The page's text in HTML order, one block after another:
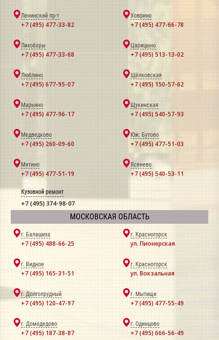
Ленинский пр-т
+7 (495) 477-33-82
Ховрино
+7 (495) 477-66-78
Лихоборы
+7 (495) 477-33-68
Царицыно
+7 (495) 513-13-02
Люблино
+7 (495) 677-95-07
Щёлковская
+7 (495) 150-57-62
Марьино
+7 (495) 477-96-17
Щукинская
+7 (495) 540-57-93
Медведково
+7 (495) 260-09-60
Юж. Бутово
+7 (495) 477-51-03
Митино
+7 (495) 477-51-19
Ясенево
+7 (495) 540-53-11
Кузовной ремонт
+7 (495) 374-98-07
МОСКОВСКАЯ ОБЛАСТЬ
г. Балашиха
+7 (495) 488-66-25
г. Красногорск
ул. Пионерская
г. Видное
+7 (495) 165-31-51
г. Красногорск
ул. Вокзальная
г. Долгопрудный
+7 (495) 120-47-97
г. Мытищи
+7 (495) 477-55-49
г. Домодедово
+7 (495) 187-38-87
г. Одинцово
+7 (495) 666-56-49